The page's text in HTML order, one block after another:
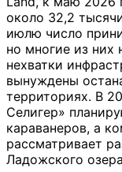
около 32,2
июлю число
но многие из них
нехватки
вынуждены
территориях. В
Селигер»
караванеров, а
рассматривает
Ладожского